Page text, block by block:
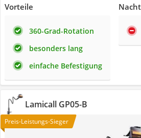
Vorteile
360-Grad-Rotation
besonders lang
einfache Befestigung
Lamicall GP05-B
Preis-Leistungs-Sieger